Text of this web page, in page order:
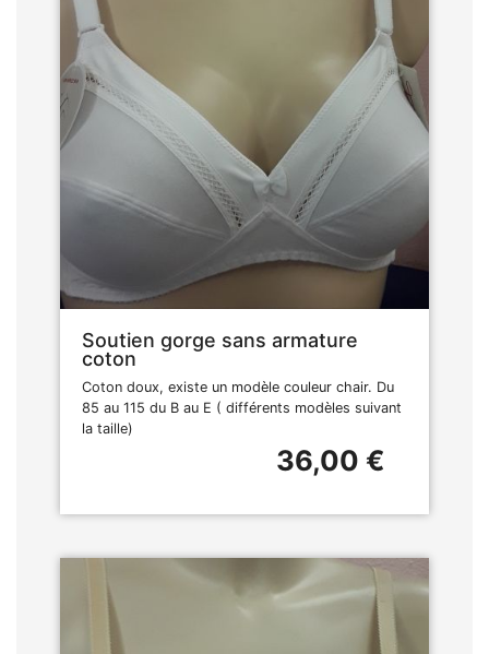
Soutien gorge sans armature
coton
Coton doux, existe un modèle couleur chair. Du
85 au 115 du B au E ( différents modèles suivant
la taille)
36,00 €